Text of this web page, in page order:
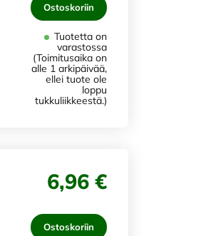
Ostoskoriin
Tuotetta on
varastossa
(Toimitusaika on
alle 1 arkipäivää,
ellei tuote ole
loppu
tukkuliikkeestä.)
6,96 €
Ostoskoriin